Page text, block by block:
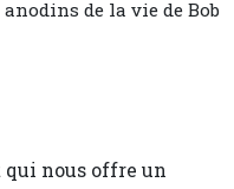
de la vie de Bob
qui nous offre un